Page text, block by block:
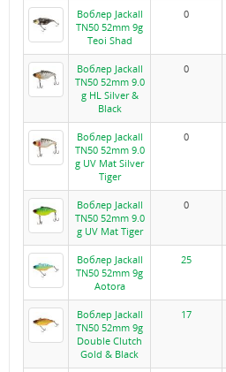
Воблер Jackall
TN50 52mm 9g
Teoi Shad
0
Воблер Jackall
TN50 52mm 9.0
g HL Silver &
Black
0
Воблер Jackall
TN50 52mm 9.0
g UV Mat Silver
Tiger
0
Воблер Jackall
TN50 52mm 9.0
g UV Mat Tiger
0
Воблер Jackall
TN50 52mm 9g
Aotora
25
Воблер Jackall
TN50 52mm 9g
Double Clutch
Gold & Black
17